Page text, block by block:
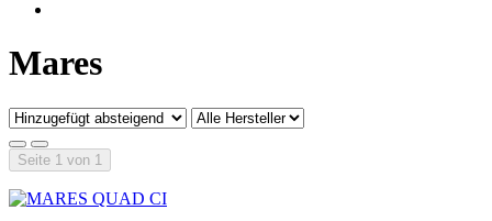
Mares
Seite 1 von 1